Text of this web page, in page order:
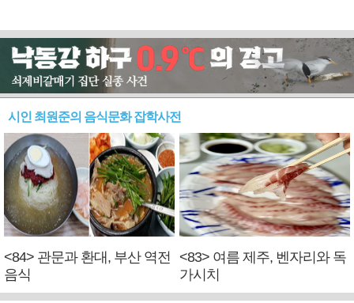
시인 최원준의 음식문화 잡학사전
<84> 관문과 환대, 부산 역전
음식
<83> 여름 제주, 벤자리와 독
가시치